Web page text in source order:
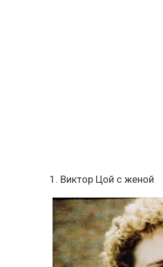
1. Виктор Цой с женой